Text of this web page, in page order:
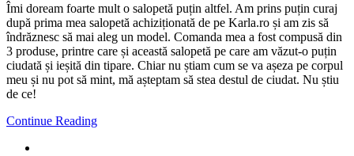
Îmi doream foarte mult o salopetă puțin altfel. Am prins puțin curaj
după prima mea salopetă achiziționată de pe Karla.ro și am zis să
îndrăznesc să mai aleg un model. Comanda mea a fost compusă din
3 produse, printre care și această salopetă pe care am văzut-o puțin
ciudată și ieșită din tipare. Chiar nu știam cum se va așeza pe corpul
meu și nu pot să mint, mă așteptam să stea destul de ciudat. Nu știu
de ce!
Continue Reading